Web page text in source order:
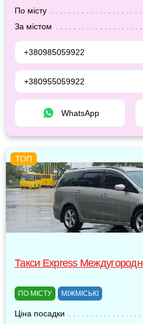
По місту
За містом
+380985059922
+380955059922
WhatsApp
Такси Express
ПО МІСТУ МІЖМІСЬКІ
Ціна посадки